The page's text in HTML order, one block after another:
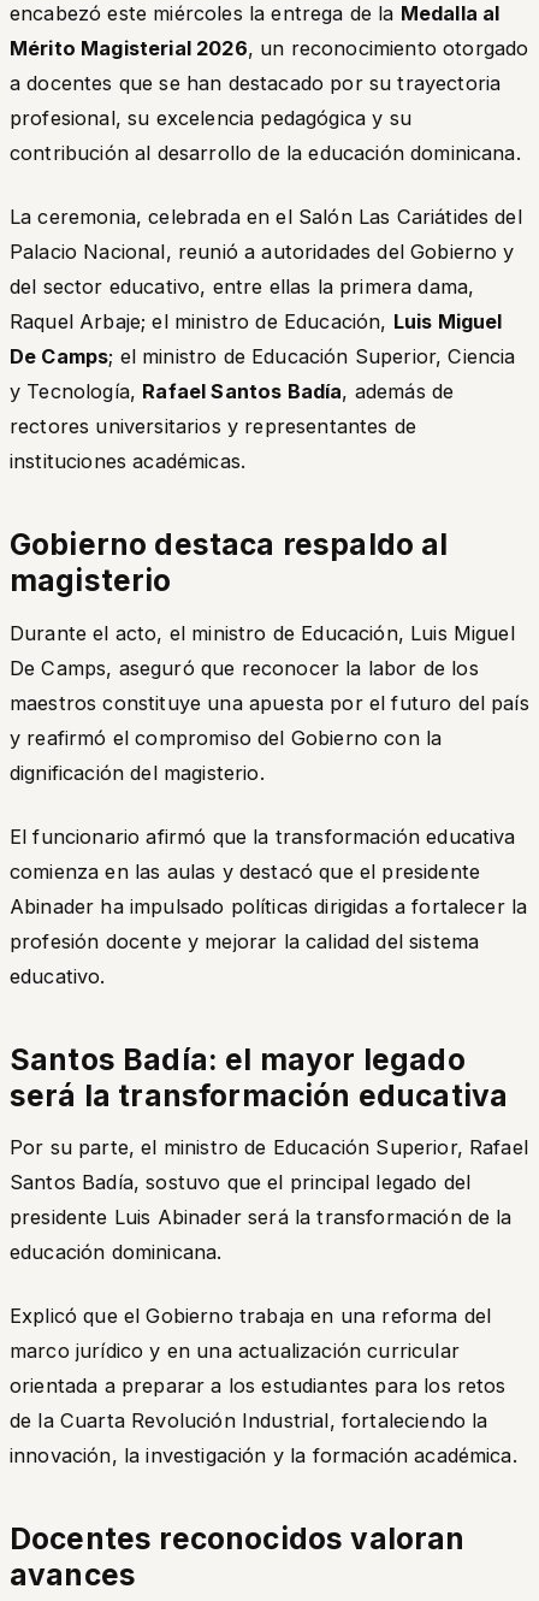
encabezó este miércoles la entrega de la Medalla al
Mérito Magisterial 2026, un reconocimiento otorgado
a docentes que se han destacado por su trayectoria
profesional, su excelencia pedagógica y su
contribución al desarrollo de la educación dominicana.
La ceremonia, celebrada en el Salón Las Cariátides del
Palacio Nacional, reunió a autoridades del Gobierno y
del sector educativo, entre ellas la primera dama,
Raquel Arbaje; el ministro de Educación, Luis Miguel
De Camps; el ministro de Educación Superior, Ciencia
y Tecnología, Rafael Santos Badía, además de
rectores universitarios y representantes de
instituciones académicas.
Gobierno destaca respaldo al
magisterio
Durante el acto, el ministro de Educación, Luis Miguel
De Camps, aseguró que reconocer la labor de los
maestros constituye una apuesta por el futuro del país
y reafirmó el compromiso del Gobierno con la
dignificación del magisterio.
El funcionario afirmó que la transformación educativa
comienza en las aulas y destacó que el presidente
Abinader ha impulsado políticas dirigidas a fortalecer la
profesión docente y mejorar la calidad del sistema
educativo.
Santos Badía: el mayor legado
será la transformación educativa
Por su parte, el ministro de Educación Superior, Rafael
Santos Badía, sostuvo que el principal legado del
presidente Luis Abinader será la transformación de la
educación dominicana.
Explicó que el Gobierno trabaja en una reforma del
marco jurídico y en una actualización curricular
orientada a preparar a los estudiantes para los retos
de la Cuarta Revolución Industrial, fortaleciendo la
innovación, la investigación y la formación académica.
Docentes reconocidos valoran
avances